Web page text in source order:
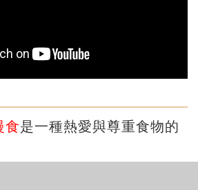
食是一種熱愛與尊重食物的